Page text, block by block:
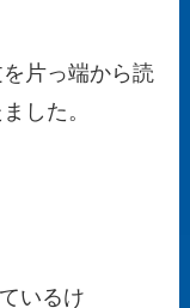
片っ端から読
した。
いるけ